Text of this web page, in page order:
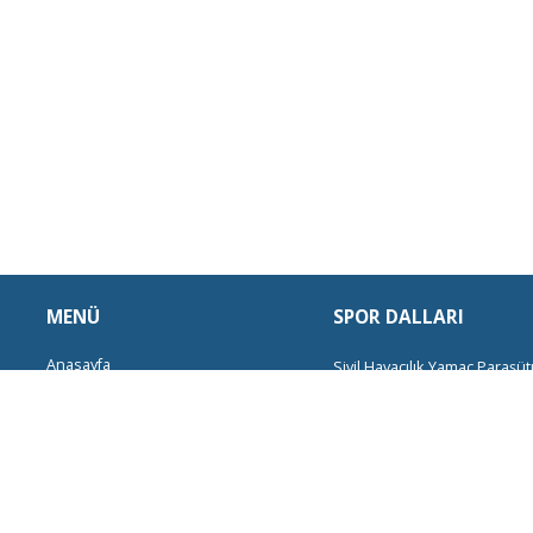
MENÜ
Anasayfa
SPOR DALLARI
Sivil Havacılık Yamaç